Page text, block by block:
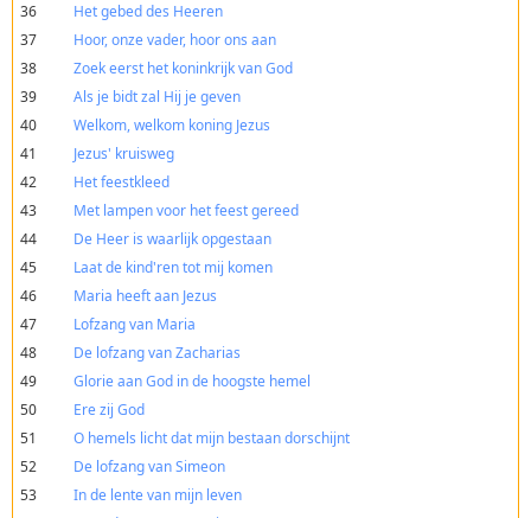
36
Het gebed des Heeren
37
Hoor, onze vader, hoor ons aan
38
Zoek eerst het koninkrijk van God
39
Als je bidt zal Hij je geven
40
Welkom, welkom koning Jezus
41
Jezus' kruisweg
42
Het feestkleed
43
Met lampen voor het feest gereed
44
De Heer is waarlijk opgestaan
45
Laat de kind'ren tot mij komen
46
Maria heeft aan Jezus
47
Lofzang van Maria
48
De lofzang van Zacharias
49
Glorie aan God in de hoogste hemel
50
Ere zij God
51
O hemels licht dat mijn bestaan dorschijnt
52
De lofzang van Simeon
53
In de lente van mijn leven